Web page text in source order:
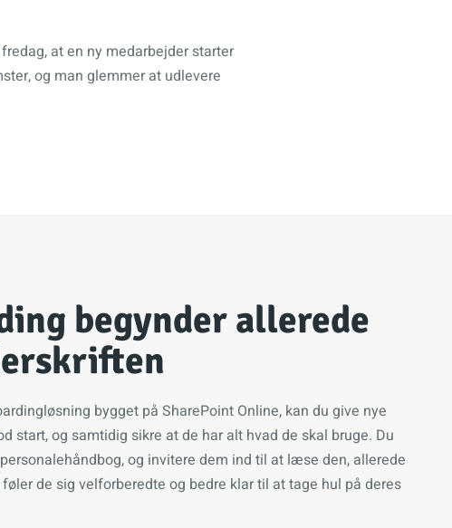
at en ny medarbejder starter
og man glemmer at udlevere
begynder allerede
bygget på SharePoint Online, kan du give nye
start, og samtidig sikre at de har alt hvad de skal bruge. Du
og invitere dem ind til at læse den, allerede
de sig velforberedte og bedre klar til at tage hul på deres